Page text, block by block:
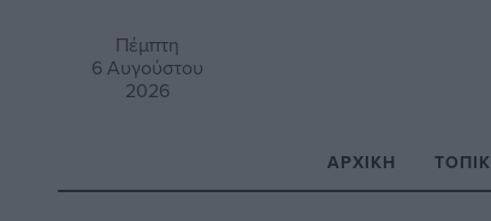
Πέμπτη
6 Αυγούστου
2026
ΑΡΧΙΚΉ